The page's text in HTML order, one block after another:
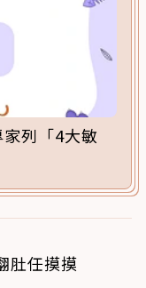
列「4大敏
肚任摸摸